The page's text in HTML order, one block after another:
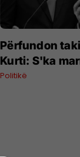
Përfundon
Kurti: S'ka
Politikë